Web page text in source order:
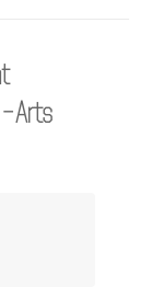
Arts